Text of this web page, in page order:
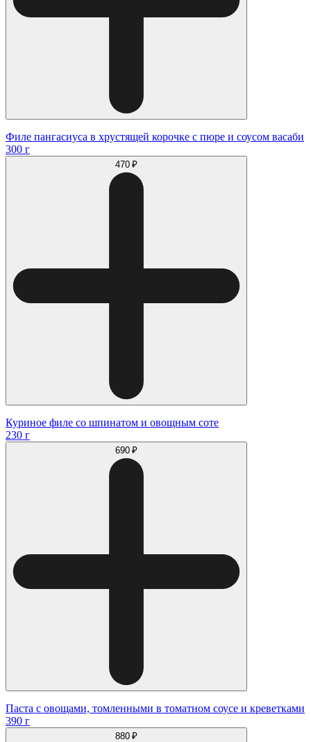
Филе пангасиуса в хрустящей корочке с пюре и соусом васаби
300 г
470 ₽
Куриное филе со шпинатом и овощным соте
230 г
690 ₽
Паста с овощами, томленными в томатном соусе и креветками
390 г
880 ₽